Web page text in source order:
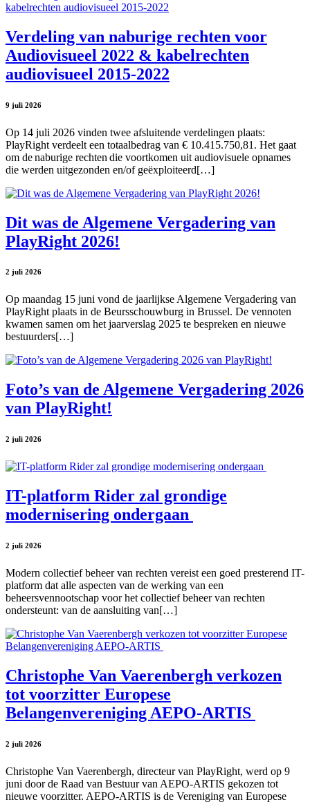
Verdeling van naburige rechten voor
Audiovisueel 2022 & kabelrechten
audiovisueel 2015-2022
9 juli 2026
Op 14 juli 2026 vinden twee afsluitende verdelingen plaats:
PlayRight verdeelt een totaalbedrag van € 10.415.750,81. Het gaat
om de naburige rechten die voortkomen uit audiovisuele opnames
die werden uitgezonden en/of geëxploiteerd[…]
Dit was de Algemene Vergadering van
PlayRight 2026!
2 juli 2026
Op maandag 15 juni vond de jaarlijkse Algemene Vergadering van
PlayRight plaats in de Beursschouwburg in Brussel. De vennoten
kwamen samen om het jaarverslag 2025 te bespreken en nieuwe
bestuurders[…]
Foto’s van de Algemene Vergadering 2026
van PlayRight!
2 juli 2026
IT-platform Rider zal grondige
modernisering ondergaan
2 juli 2026
Modern collectief beheer van rechten vereist een goed presterend IT-
platform dat alle aspecten van de werking van een
beheersvennootschap voor het collectief beheer van rechten
ondersteunt: van de aansluiting van[…]
Christophe Van Vaerenbergh verkozen
tot voorzitter Europese
Belangenvereniging AEPO-ARTIS
2 juli 2026
Christophe Van Vaerenbergh, directeur van PlayRight, werd op 9
juni door de Raad van Bestuur van AEPO-ARTIS gekozen tot
nieuwe voorzitter. AEPO-ARTIS is de Vereniging van Europese